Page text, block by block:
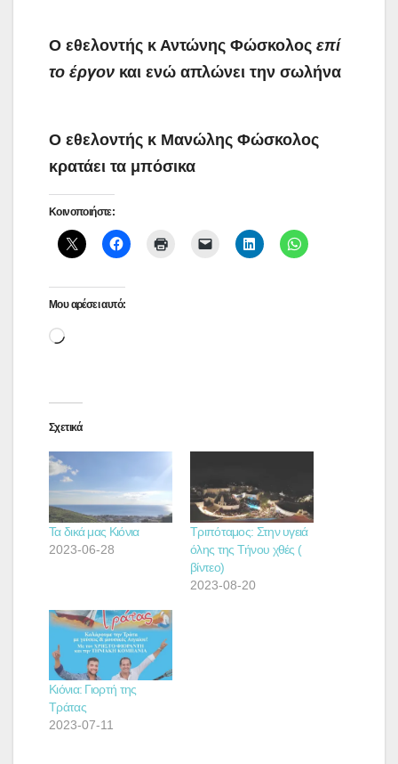
Ο εθελοντής κ Αντώνης Φώσκολος επί
το έργον και ενώ απλώνει την σωλήνα
Ο εθελοντής κ Μανώλης Φώσκολος
κρατάει τα μπόσικα
Κοινοποιήστε:
Μου αρέσει αυτό:
Loading…
Σχετικά
Τα δικά μας Κιόνια
2023-06-28
Τριπόταμος: Στην υγειά
όλης της Τήνου χθές (
βίντεο)
2023-08-20
Κιόνια: Γιορτή της
Τράτας
2023-07-11